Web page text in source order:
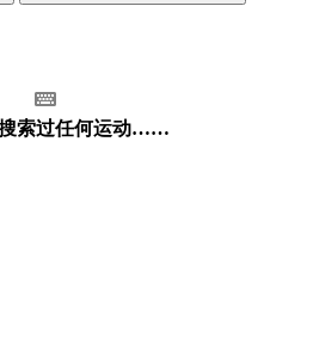
索过任何运动……